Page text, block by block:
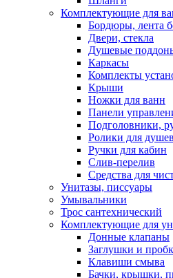
Комплектующие для
Бордюры, лента
Двери, стекла
Душевые
Каркасы
Комплекты
Крыши
Ножки для ванн
Панели
Подголовники,
Ролики для
Ручки для кабин
Слив-перелив
Средства для
Унитазы, писсуары
Умывальники
Трос сантехнический
Комплектующие для
Донные клапаны
Заглушки и
Клавиши смыва
Бачки, крышки,